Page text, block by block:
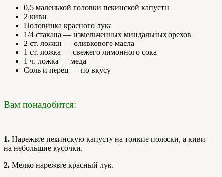
0,5 маленькой головки пекинской капусты
2 киви
Половинка красного лука
1/4 стакана — измельченных миндальных орехов
2 ст. ложки — оливкового масла
1 ст. ложка — свежего лимонного сока
1 ч. ложка — меда
Соль и перец — по вкусу
Вам понадобится:
1. Нарежьте пекинскую капусту на тонкие полоски, а киви –
на небольшие кусочки.
2. Мелко нарежьте красный лук.